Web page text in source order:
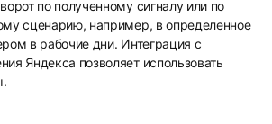
по полученному сигналу или по
сценарию, например, в определенное
в рабочие дни. Интеграция с
Яндекса позволяет использовать